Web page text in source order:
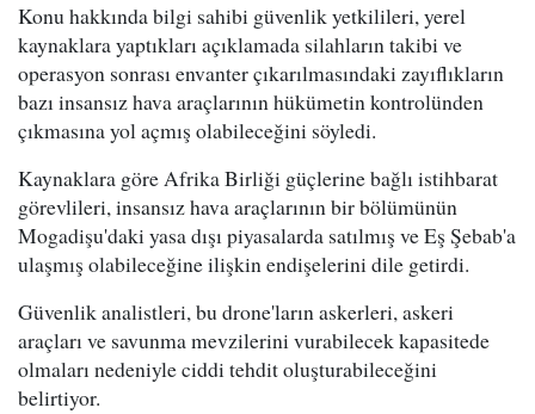
Konu hakkında bilgi sahibi güvenlik yetkilileri, yerel
kaynaklara yaptıkları açıklamada silahların takibi ve
operasyon sonrası envanter çıkarılmasındaki zayıflıkların
bazı insansız hava araçlarının hükümetin kontrolünden
çıkmasına yol açmış olabileceğini söyledi.
Kaynaklara göre Afrika Birliği güçlerine bağlı istihbarat
görevlileri, insansız hava araçlarının bir bölümünün
Mogadişu'daki yasa dışı piyasalarda satılmış ve Eş Şebab'a
ulaşmış olabileceğine ilişkin endişelerini dile getirdi.
Güvenlik analistleri, bu drone'ların askerleri, askeri
araçları ve savunma mevzilerini vurabilecek kapasitede
olmaları nedeniyle ciddi tehdit oluşturabileceğini
belirtiyor.